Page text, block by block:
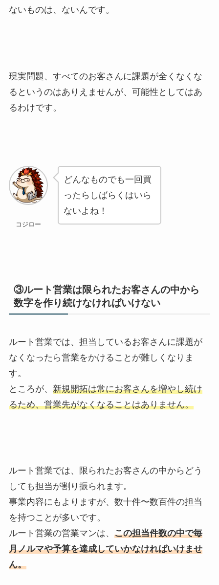
ないものは、ないんです。
現実問題、すべてのお客さんに課題が全くなくな
るというのはありえませんが、可能性としてはあ
るわけです。
コジロー
どんなものでも一回買
ったらしばらくはいら
ないよね！
③ルート営業は限られたお客さんの中から
数字を作り続けなければいけない
ルート営業では、担当しているお客さんに課題が
なくなったら営業をかけることが難しくなりま
す。
ところが、 新規開拓は常にお客さんを増やし続け
るため、営業先がなくなることはありません。
ルート営業では、限られたお客さんの中からどう
しても担当が割り振られます。
事業内容にもよりますが、数十件〜数百件の担当
を持つことが多いです。
ルート営業の営業マンは、 この担当件数の中で毎
月ノルマや予算を達成していかなければいけませ
ん。